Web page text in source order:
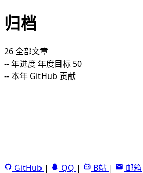
归档
26全部文章
--年进度年度目标 50
--本年 GitHub 贡献
GitHub | QQ | B站 |
邮箱